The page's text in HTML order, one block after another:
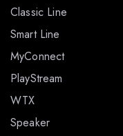
Classic Line
Smart Line
MyConnect
PlayStream
WTX
Speaker